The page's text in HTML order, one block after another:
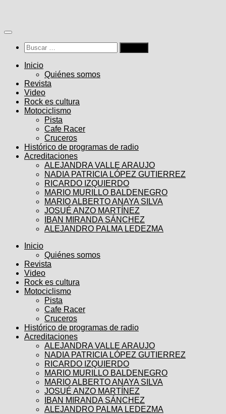
contenido
Buscar:
Inicio
Quiénes somos
Revista
Video
Rock es cultura
Motociclismo
Pista
Cafe Racer
Cruceros
Histórico de programas de radio
Acreditaciones
ALEJANDRA VALLE ARAUJO
NADIA PATRICIA LÓPEZ GUTIERREZ
RICARDO IZQUIERDO
MARIO MURILLO BALDENEGRO
MARIO ALBERTO ANAYA SILVA
JOSUÉ ANZO MARTÍNEZ
IBAN MIRANDA SÁNCHEZ
ALEJANDRO PALMA LEDEZMA
Inicio
Quiénes somos
Revista
Video
Rock es cultura
Motociclismo
Pista
Cafe Racer
Cruceros
Histórico de programas de radio
Acreditaciones
ALEJANDRA VALLE ARAUJO
NADIA PATRICIA LÓPEZ GUTIERREZ
RICARDO IZQUIERDO
MARIO MURILLO BALDENEGRO
MARIO ALBERTO ANAYA SILVA
JOSUÉ ANZO MARTÍNEZ
IBAN MIRANDA SÁNCHEZ
ALEJANDRO PALMA LEDEZMA